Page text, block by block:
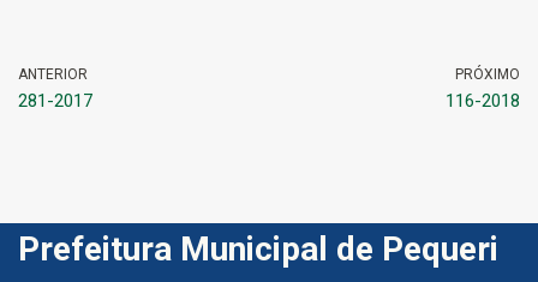
ANTERIOR
281-2017
PRÓXIMO
116-2018
Prefeitura Municipal de Pequeri